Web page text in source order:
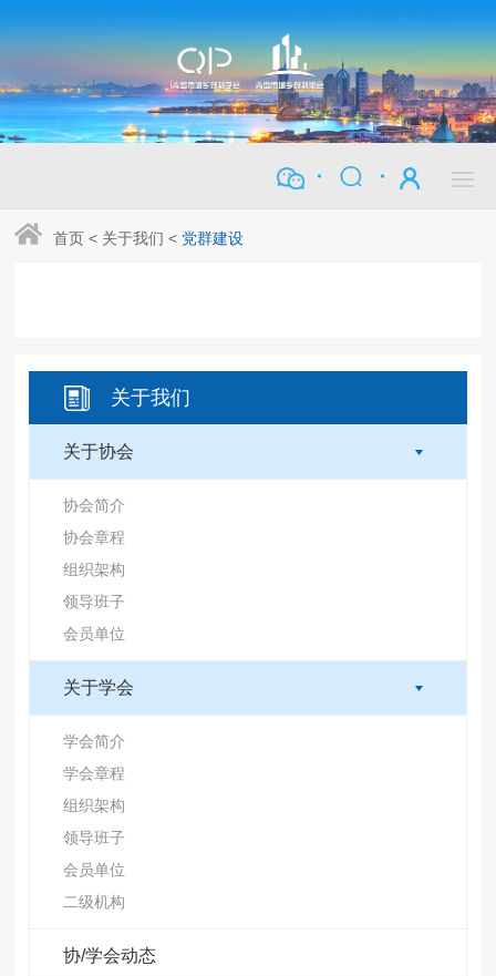
首页 < 关于我们 < 党群建设
关于我们
关于协会
协会简介
协会章程
组织架构
领导班子
会员单位
关于学会
学会简介
学会章程
组织架构
领导班子
会员单位
二级机构
协/学会动态